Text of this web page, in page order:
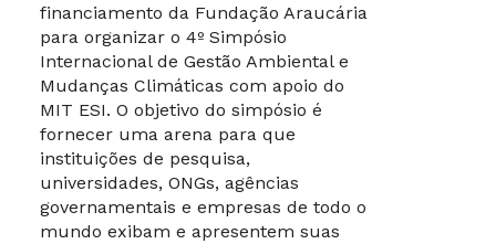
financiamento da Fundação Araucária
para organizar o 4º Simpósio
Internacional de Gestão Ambiental e
Mudanças Climáticas com apoio do
MIT ESI. O objetivo do simpósio é
fornecer uma arena para que
instituições de pesquisa,
universidades, ONGs, agências
governamentais e empresas de todo o
mundo exibam e apresentem suas